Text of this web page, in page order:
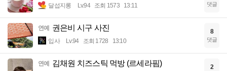
달섭지롱 Lv.94 조회 1573 13:11 댓글
연예 권은비 시구 사진
입사 Lv.94 조회 1728 13:10
8
댓글
연예 김채원 치즈스틱 먹방 (르세라핌) 2